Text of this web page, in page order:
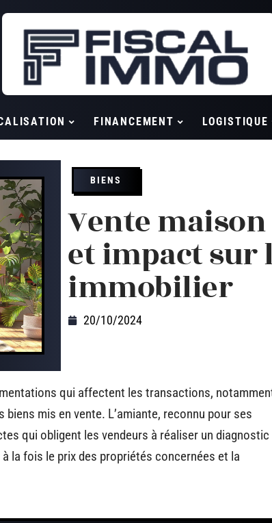
FINANCEMENT LOGISTIQUE
BIENS
Vente
et impact sur
immobilier
20/10/2024
qui affectent les transactions,
mis en vente. L’amiante, reconnu pour ses
qui obligent les vendeurs à réaliser un diagnostic
la fois le prix des propriétés concernées et la